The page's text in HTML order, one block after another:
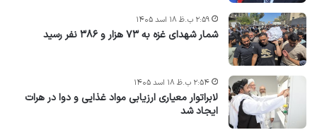
شمار شهدای غزه به ۷۳ هزار و ۳۸۶ نفر رسید
۲:۵۹ ب.ظ ۱۸ اسد ۱۴۰۵
لابراتوار معیاری ارزیابی مواد غذایی و دوا در هرات
ایجاد شد
۲:۵۴ ب.ظ ۱۸ اسد ۱۴۰۵